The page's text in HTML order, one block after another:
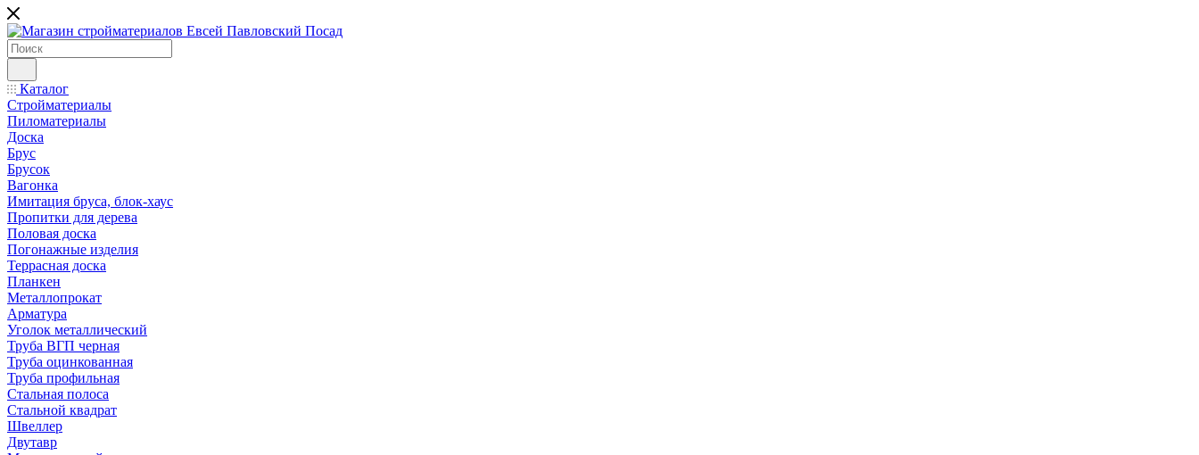
Каталог
Стройматериалы
Пиломатериалы
Доска
Брус
Брусок
Вагонка
Имитация бруса, блок-хаус
Пропитки для дерева
Половая доска
Погонажные изделия
Террасная доска
Планкен
Металлопрокат
Арматура
Уголок металлический
Труба ВГП черная
Труба оцинкованная
Труба профильная
Стальная полоса
Стальной квадрат
Швеллер
Двутавр